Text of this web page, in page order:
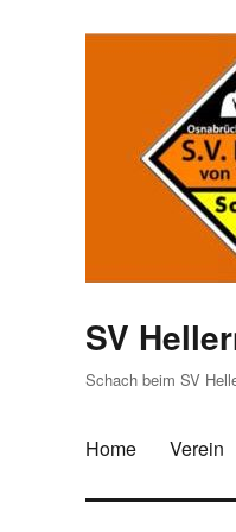
SV
Schach beim SV
Home Verein